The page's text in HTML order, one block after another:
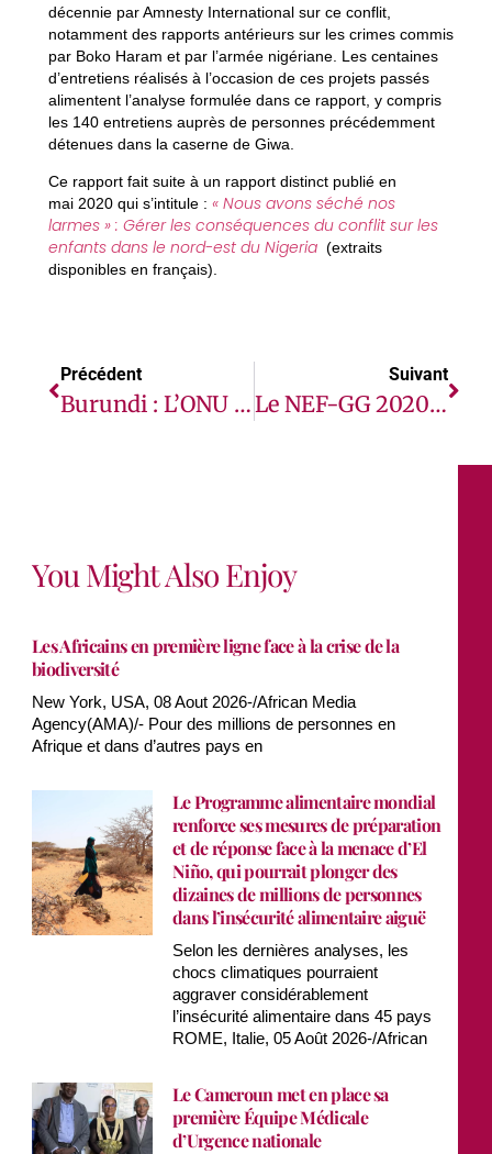
décennie par Amnesty International sur ce conflit,
notamment des rapports antérieurs sur les crimes commis
par Boko Haram et par l’armée nigériane. Les centaines
d’entretiens réalisés à l’occasion de ces projets passés
alimentent l’analyse formulée dans ce rapport, y compris
les 140 entretiens auprès de personnes précédemment
détenues dans la caserne de Giwa.
Ce rapport fait suite à un rapport distinct publié en
mai 2020 qui s’intitule : « Nous avons séché nos
larmes » : Gérer les conséquences du conflit sur les
enfants dans le nord-est du Nigeria (extraits
disponibles en français).
Précédent
Burundi : L’ONU Devrait Maintenir Des Rapports Réguliers Sur La Situation Des Droits Humains
Suivant
Le NEF-GG 2020 A Démarré ! Voici Ce Que Vous Devez Savoir!
You Might Also Enjoy
Les Africains en première ligne face à la crise de la
biodiversité
New York, USA, 08 Aout 2026-/African Media
Agency(AMA)/- Pour des millions de personnes en
Afrique et dans d’autres pays en
Le Programme alimentaire mondial
renforce ses mesures de préparation
et de réponse face à la menace d’El
Niño, qui pourrait plonger des
dizaines de millions de personnes
dans l’insécurité alimentaire aiguë
Selon les dernières analyses, les
chocs climatiques pourraient
aggraver considérablement
l’insécurité alimentaire dans 45 pays
ROME, Italie, 05 Août 2026-/African
Le Cameroun met en place sa
première Équipe Médicale
d’Urgence nationale